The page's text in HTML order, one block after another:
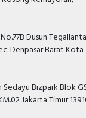
Dusun
Denpasar Barat Kota
Bizpark Blok
Jakarta Timur